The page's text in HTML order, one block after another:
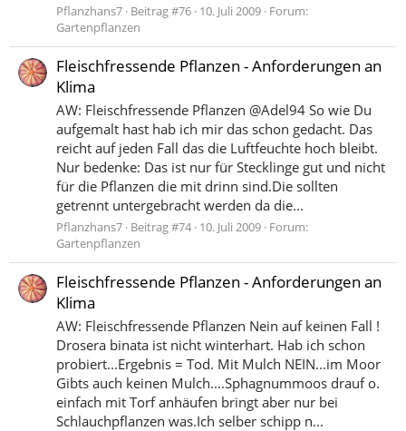
Pflanzhans7 Beitrag #76 10. Juli 2009 Forum:
Gartenpflanzen
Fleischfressende Pflanzen - Anforderungen an
Klima
AW: Fleischfressende Pflanzen @Adel94 So wie Du
aufgemalt hast hab ich mir das schon gedacht. Das
reicht auf jeden Fall das die Luftfeuchte hoch bleibt.
Nur bedenke: Das ist nur für Stecklinge gut und nicht
für die Pflanzen die mit drinn sind.Die sollten
getrennt untergebracht werden da die...
Pflanzhans7 Beitrag #74 10. Juli 2009 Forum:
Gartenpflanzen
Fleischfressende Pflanzen - Anforderungen an
Klima
AW: Fleischfressende Pflanzen Nein auf keinen Fall !
Drosera binata ist nicht winterhart. Hab ich schon
probiert...Ergebnis = Tod. Mit Mulch NEIN...im Moor
Gibts auch keinen Mulch....Sphagnummoos drauf o.
einfach mit Torf anhäufen bringt aber nur bei
Schlauchpflanzen was.Ich selber schipp n...